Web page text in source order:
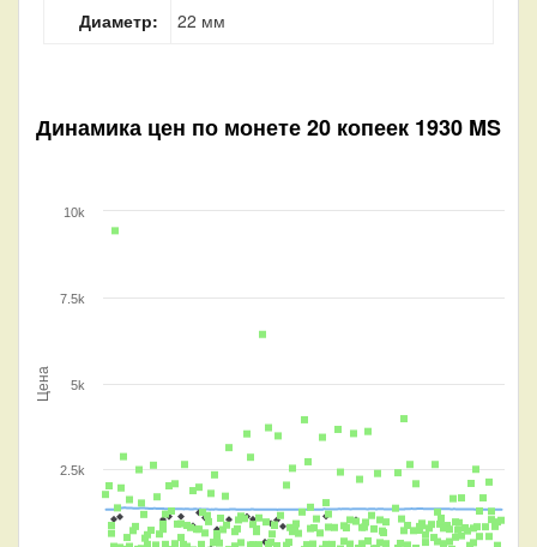
Диаметр:
22 мм
Динамика цен по монете20 копеек 1930 MS
Цена
10k
2.5k
5k
7.5k